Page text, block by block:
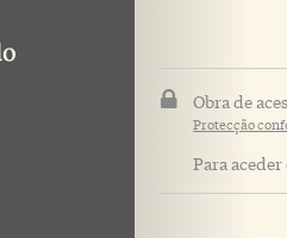
Obra de
Protecção
Para